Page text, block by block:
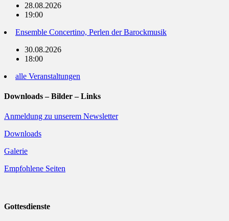
28.08.2026
19:00
Ensemble Concertino, Perlen der Barockmusik
30.08.2026
18:00
alle Veranstaltungen
Downloads – Bilder – Links
Anmeldung zu unserem Newsletter
Downloads
Galerie
Empfohlene Seiten
Gottesdienste